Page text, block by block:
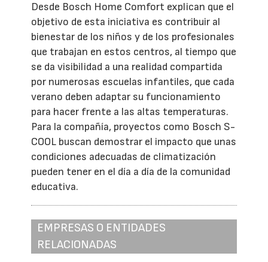
Desde Bosch Home Comfort explican que el
objetivo de esta iniciativa es contribuir al
bienestar de los niños y de los profesionales
que trabajan en estos centros, al tiempo que
se da visibilidad a una realidad compartida
por numerosas escuelas infantiles, que cada
verano deben adaptar su funcionamiento
para hacer frente a las altas temperaturas.
Para la compañía, proyectos como Bosch S-
COOL buscan demostrar el impacto que unas
condiciones adecuadas de climatización
pueden tener en el día a día de la comunidad
educativa.
EMPRESAS O ENTIDADES
RELACIONADAS